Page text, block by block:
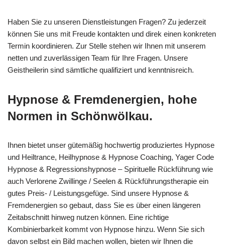
Haben Sie zu unseren Dienstleistungen Fragen? Zu jederzeit
können Sie uns mit Freude kontakten und direk einen konkreten
Termin koordinieren. Zur Stelle stehen wir Ihnen mit unserem
netten und zuverlässigen Team für Ihre Fragen. Unsere
Geistheilerin sind sämtliche qualifiziert und kenntnisreich.
Hypnose & Fremdenergien, hohe
Normen in Schönwölkau.
Ihnen bietet unser gütemäßig hochwertig produziertes Hypnose
und Heiltrance, Heilhypnose & Hypnose Coaching, Yager Code
Hypnose & Regressionshypnose – Spirituelle Rückführung wie
auch Verlorene Zwillinge / Seelen & Rückführungstherapie ein
gutes Preis- / Leistungsgefüge. Sind unsere Hypnose &
Fremdenergien so gebaut, dass Sie es über einen längeren
Zeitabschnitt hinweg nutzen können. Eine richtige
Kombinierbarkeit kommt von Hypnose hinzu. Wenn Sie sich
davon selbst ein Bild machen wollen, bieten wir Ihnen die